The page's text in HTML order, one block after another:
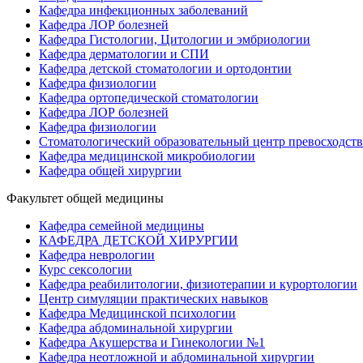
Кафедра инфекционных заболеваний
Кафедра ЛОР болезней
Кафедра Гистологии, Цитологии и эмбриологии
Кафедра дерматологии и СПИ
Кафедра детской стоматологии и ортодонтии
Кафедра физиологии
Кафедра ортопедической стоматологии
Кафедра ЛОР болезней
Кафедра физиологии
Стоматологический образовательный центр
Кафедра медицинской микробиологии
Кафедра общей хирургии
Факультет общей медицины
Кафедра семейной медицины
КАФЕДРА ДЕТСКОЙ ХИРУРГИИ
Кафедра неврологии
Курс сексологии
Кафедра реабилитологии, физиотерапии и курортологии
Центр симуляции практических навыков
Кафедра Медицинской психологии
Кафедра абдоминальной хирургии
Кафедра Акушерства и Гинекологии №1
Кафедра неотложной и абдоминальной хирургии